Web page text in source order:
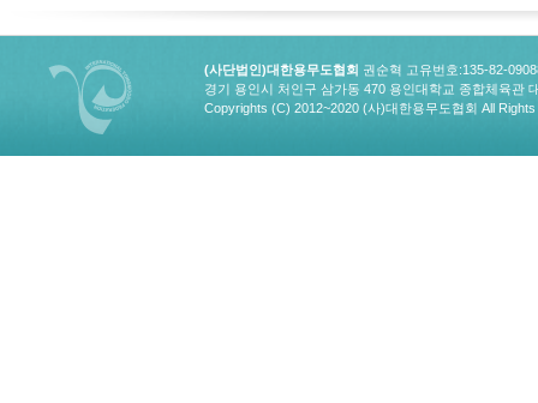
(사단법인)대한용무도협회 권순혁 고유번호:135-82-
경기 용인시 처인구 삼가동 470 용인대학교 종합체육관
Copyrights (C) 2012~2020 (사)대한용무도협회 All